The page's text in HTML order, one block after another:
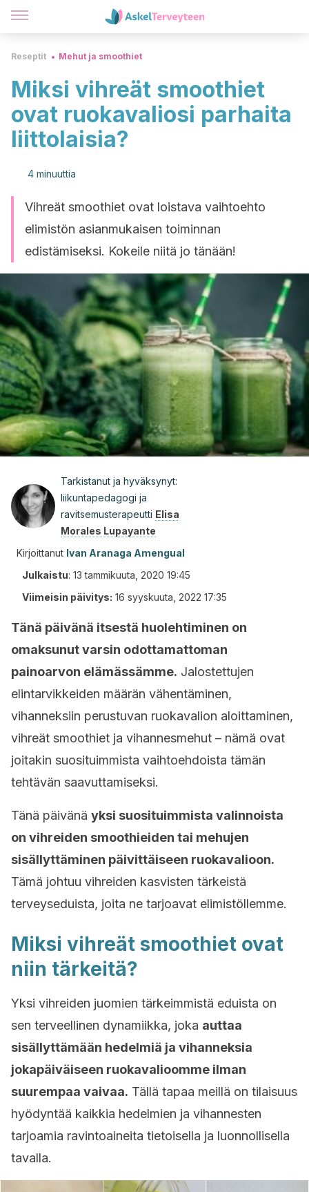
Reseptit Mehut ja smoothiet
Miksi vihreät smoothiet
ovat ​​ruokavaliosi parhaita
liittolaisia?
4 minuuttia
Vihreät smoothiet ovat loistava vaihtoehto
elimistön asianmukaisen toiminnan
edistämiseksi. Kokeile niitä jo tänään!
Tarkistanut ja hyväksynyt:
liikuntapedagogi ja
ravitsemusterapeutti Elisa
Morales Lupayante
Kirjoittanut Ivan Aranaga Amengual
Julkaistu: 13 tammikuuta, 2020 19:45
Viimeisin päivitys: 16 syyskuuta, 2022 17:35
Tänä päivänä itsestä huolehtiminen on
omaksunut varsin odottamattoman
painoarvon elämässämme. Jalostettujen
elintarvikkeiden määrän vähentäminen,
vihanneksiin perustuvan ruokavalion aloittaminen,
vihreät smoothiet ja vihannesmehut – nämä ovat
joitakin suosituimmista vaihtoehdoista tämän
tehtävän saavuttamiseksi.
Tänä päivänä yksi suosituimmista valinnoista
on vihreiden smoothieiden tai mehujen
sisällyttäminen päivittäiseen ruokavalioon.
Tämä johtuu vihreiden kasvisten tärkeistä
terveyseduista, joita ne tarjoavat elimistöllemme.
Miksi vihreät smoothiet ovat
niin tärkeitä?
Yksi vihreiden juomien tärkeimmistä eduista on
sen terveellinen dynamiikka, joka auttaa
sisällyttämään hedelmiä ja vihanneksia
jokapäiväiseen ruokavalioomme ilman
suurempaa vaivaa. Tällä tapaa meillä on tilaisuus
hyödyntää kaikkia hedelmien ja vihannesten
tarjoamia ravintoaineita tietoisella ja luonnollisella
tavalla.